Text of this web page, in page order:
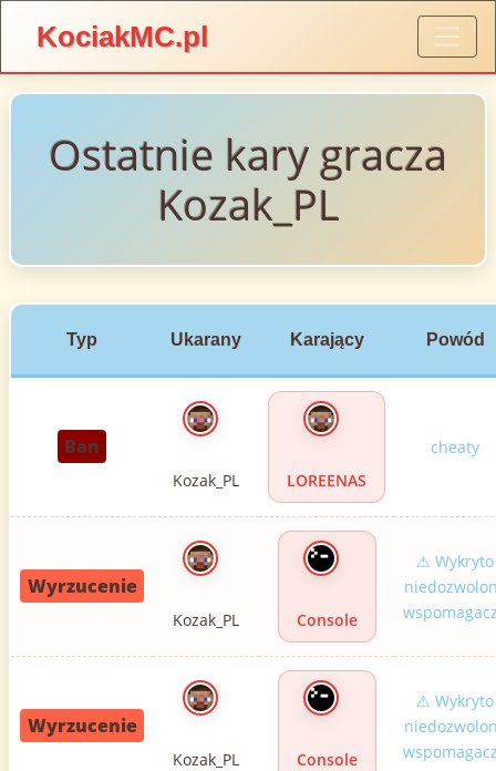
KociakMC.pl
Ostatnie kary gracza
Kozak_PL
Typ Ukarany Karający Powód
Ban
Kozak_PL LOREENAS
cheaty
Wyrzucenie
Kozak_PL Console
⚠ Wykryto
Wyrzucenie
Kozak_PL Console
⚠ Wykryto